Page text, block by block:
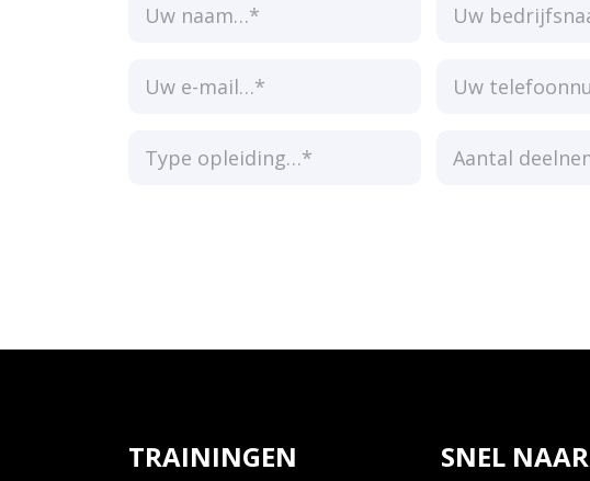
TRAININGEN SNEL NAAR